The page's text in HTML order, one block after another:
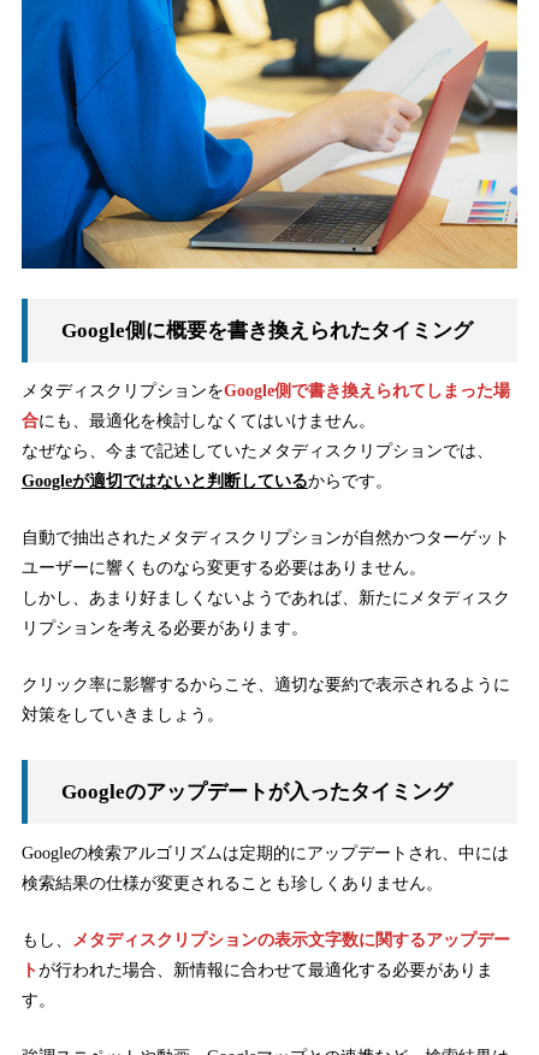
Google側に概要を書き換えられたタイミング
メタディスクリプションをGoogle側で書き換えられてしまった場
合にも、最適化を検討しなくてはいけません。
なぜなら、今まで記述していたメタディスクリプションでは、
Googleが適切ではないと判断しているからです。
自動で抽出されたメタディスクリプションが自然かつターゲット
ユーザーに響くものなら変更する必要はありません。
しかし、あまり好ましくないようであれば、新たにメタディスク
リプションを考える必要があります。
クリック率に影響するからこそ、適切な要約で表示されるように
対策をしていきましょう。
Googleのアップデートが入ったタイミング
Googleの検索アルゴリズムは定期的にアップデートされ、中には
検索結果の仕様が変更されることも珍しくありません。
もし、
メタディスクリプションの表示文字数に関するアップデー
トが行われた場合、新情報に合わせて最適化する必要がありま
す。